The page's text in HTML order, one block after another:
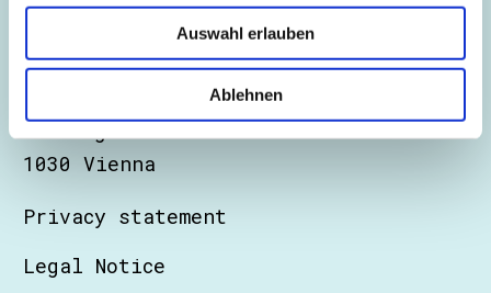
Auswahl erlauben
Ablehnen
Certitude Consulting GmbH
Barichgasse 40-42
1030 Vienna
Privacy statement
Legal Notice